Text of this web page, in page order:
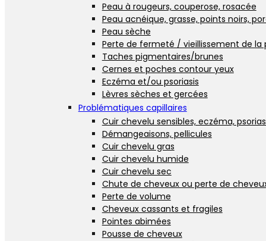
Peau à rougeurs, couperose, rosacée
Peau acnéique, grasse, points noirs,
Peau sèche
Perte de fermeté / vieillissement de la
Taches pigmentaires/brunes
Cernes et poches contour yeux
Eczéma et/ou psoriasis
Lèvres sèches et gercées
Problématiques capillaires
Cuir chevelu sensibles, eczéma,
Démangeaisons, pellicules
Cuir chevelu gras
Cuir chevelu humide
Cuir chevelu sec
Chute de cheveux ou perte de
Perte de volume
Cheveux cassants et fragiles
Pointes abimées
Pousse de cheveux